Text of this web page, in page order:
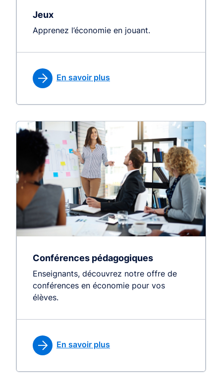
Jeux
Apprenez l’économie en jouant.
En savoir plus
Conférences pédagogiques
Enseignants, découvrez notre offre de
conférences en économie pour vos
élèves.
En savoir plus